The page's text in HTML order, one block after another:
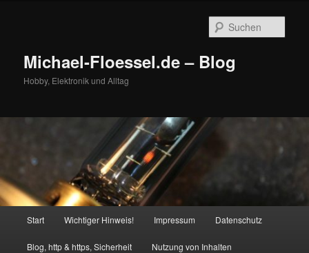
Michael-Floessel.de – Blog
Hobby, Elektronik und Alltag
Start Wichtiger Hinweis! Impressum Datenschutz
Blog, http & https, Sicherheit Nutzung von Inhalten